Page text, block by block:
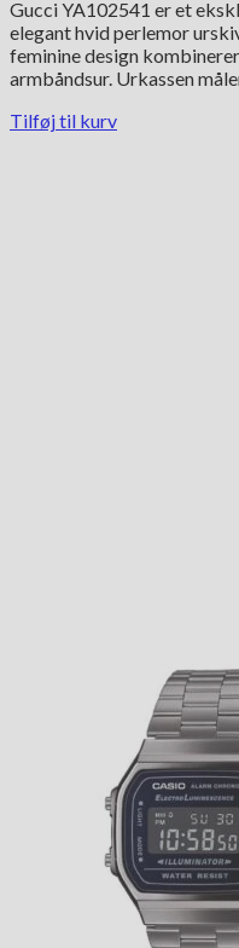
pris
var:
11,650.00 kr..
er:
Gucci YA102541 er et
elegant hvid perlemor
feminine design
armbåndsur. Urkassen
Tilføj til kurv